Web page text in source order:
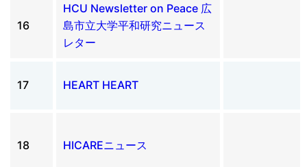
16
HCU Newsletter on Peace 広
島市立大学平和研究ニュース
レター
17 HEART HEART
18 HICAREニュース